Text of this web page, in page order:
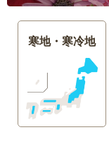
寒地・寒冷地